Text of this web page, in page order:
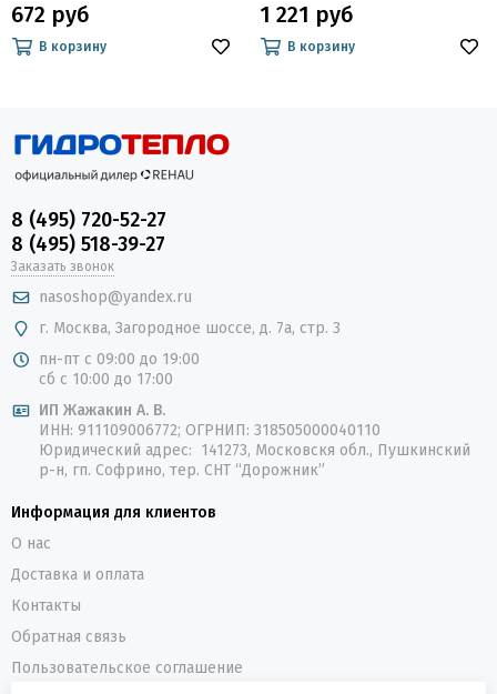
672 руб
В корзину
1 221 руб
В корзину
8 (495) 720-52-27
8 (495) 518-39-27
Заказать звонок
nasoshop@yandex.ru
г. Москва, Загородное шоссе, д. 7а, стр. 3
пн-пт с 09:00 до 19:00
сб с 10:00 до 17:00
ИП Жажакин А. В.
ИНН: 911109006772; ОГРНИП: 318505000040110
Юридический адрес: 141273, Московскя обл., Пушкинский
р-н, гп. Софрино, тер. СНТ “Дорожник”
Информация для клиентов
О нас
Доставка и оплата
Контакты
Обратная связь
Пользовательское соглашение